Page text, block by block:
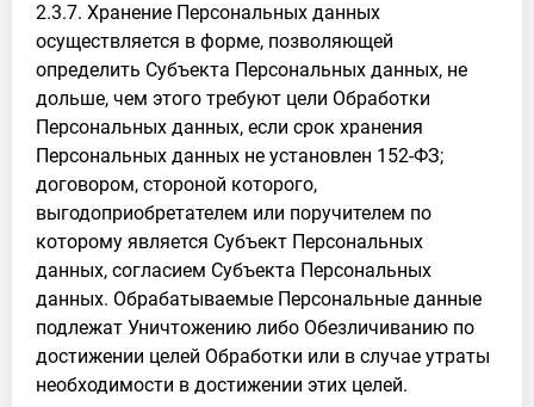
2.3.7. Хранение Персональных данных
осуществляется в форме, позволяющей
определить Субъекта Персональных данных, не
дольше, чем этого требуют цели Обработки
Персональных данных, если срок хранения
Персональных данных не установлен 152-ФЗ;
договором, стороной которого,
выгодоприобретателем или поручителем по
которому является Субъект Персональных
данных, согласием Субъекта Персональных
данных. Обрабатываемые Персональные данные
подлежат Уничтожению либо Обезличиванию по
достижении целей Обработки или в случае утраты
необходимости в достижении этих целей.